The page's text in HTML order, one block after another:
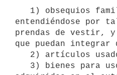
entendiéndose por
prendas de vestir,
que puedan integrar